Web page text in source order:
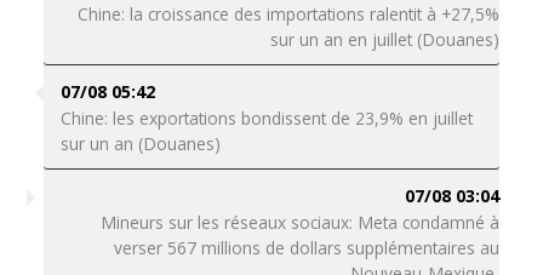
Chine: la croissance des importations ralentit à +27,5%
sur un an en juillet (Douanes)
07/08 05:42
Chine: les exportations bondissent de 23,9% en juillet
sur un an (Douanes)
07/08 03:04
Mineurs sur les réseaux sociaux: Meta condamné à
verser 567 millions de dollars supplémentaires au